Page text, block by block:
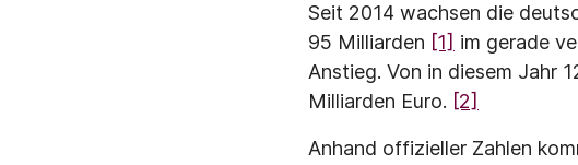
Seit 2014 wachsen die
95 Milliarden [1] im gerade
Anstieg. Von in diesem Jahr
Milliarden Euro. [2]
Anhand offizieller Zahlen